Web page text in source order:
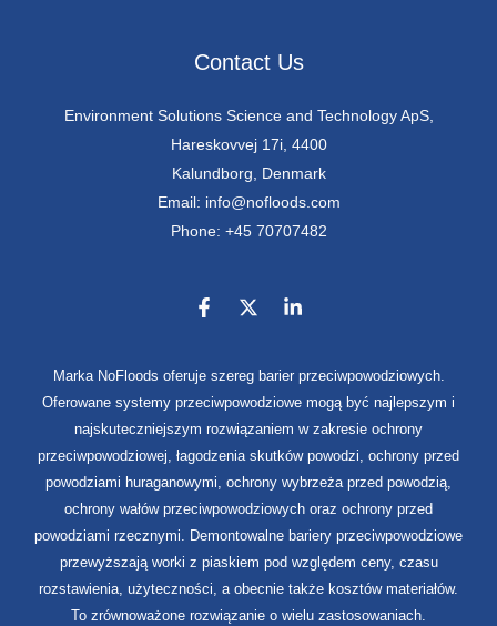
Contact Us
Environment Solutions Science and Technology ApS,
Hareskovvej 17i, 4400
Kalundborg, Denmark
Email: info@nofloods.com
Phone: +45 70707482
Marka NoFloods oferuje szereg barier przeciwpowodziowych.
Oferowane systemy przeciwpowodziowe mogą być najlepszym i
najskuteczniejszym rozwiązaniem w zakresie ochrony
przeciwpowodziowej, łagodzenia skutków powodzi, ochrony przed
powodziami huraganowymi, ochrony wybrzeża przed powodzią,
ochrony wałów przeciwpowodziowych oraz ochrony przed
powodziami rzecznymi. Demontowalne bariery przeciwpowodziowe
przewyższają worki z piaskiem pod względem ceny, czasu
rozstawienia, użyteczności, a obecnie także kosztów materiałów.
To zrównoważone rozwiązanie o wielu zastosowaniach.